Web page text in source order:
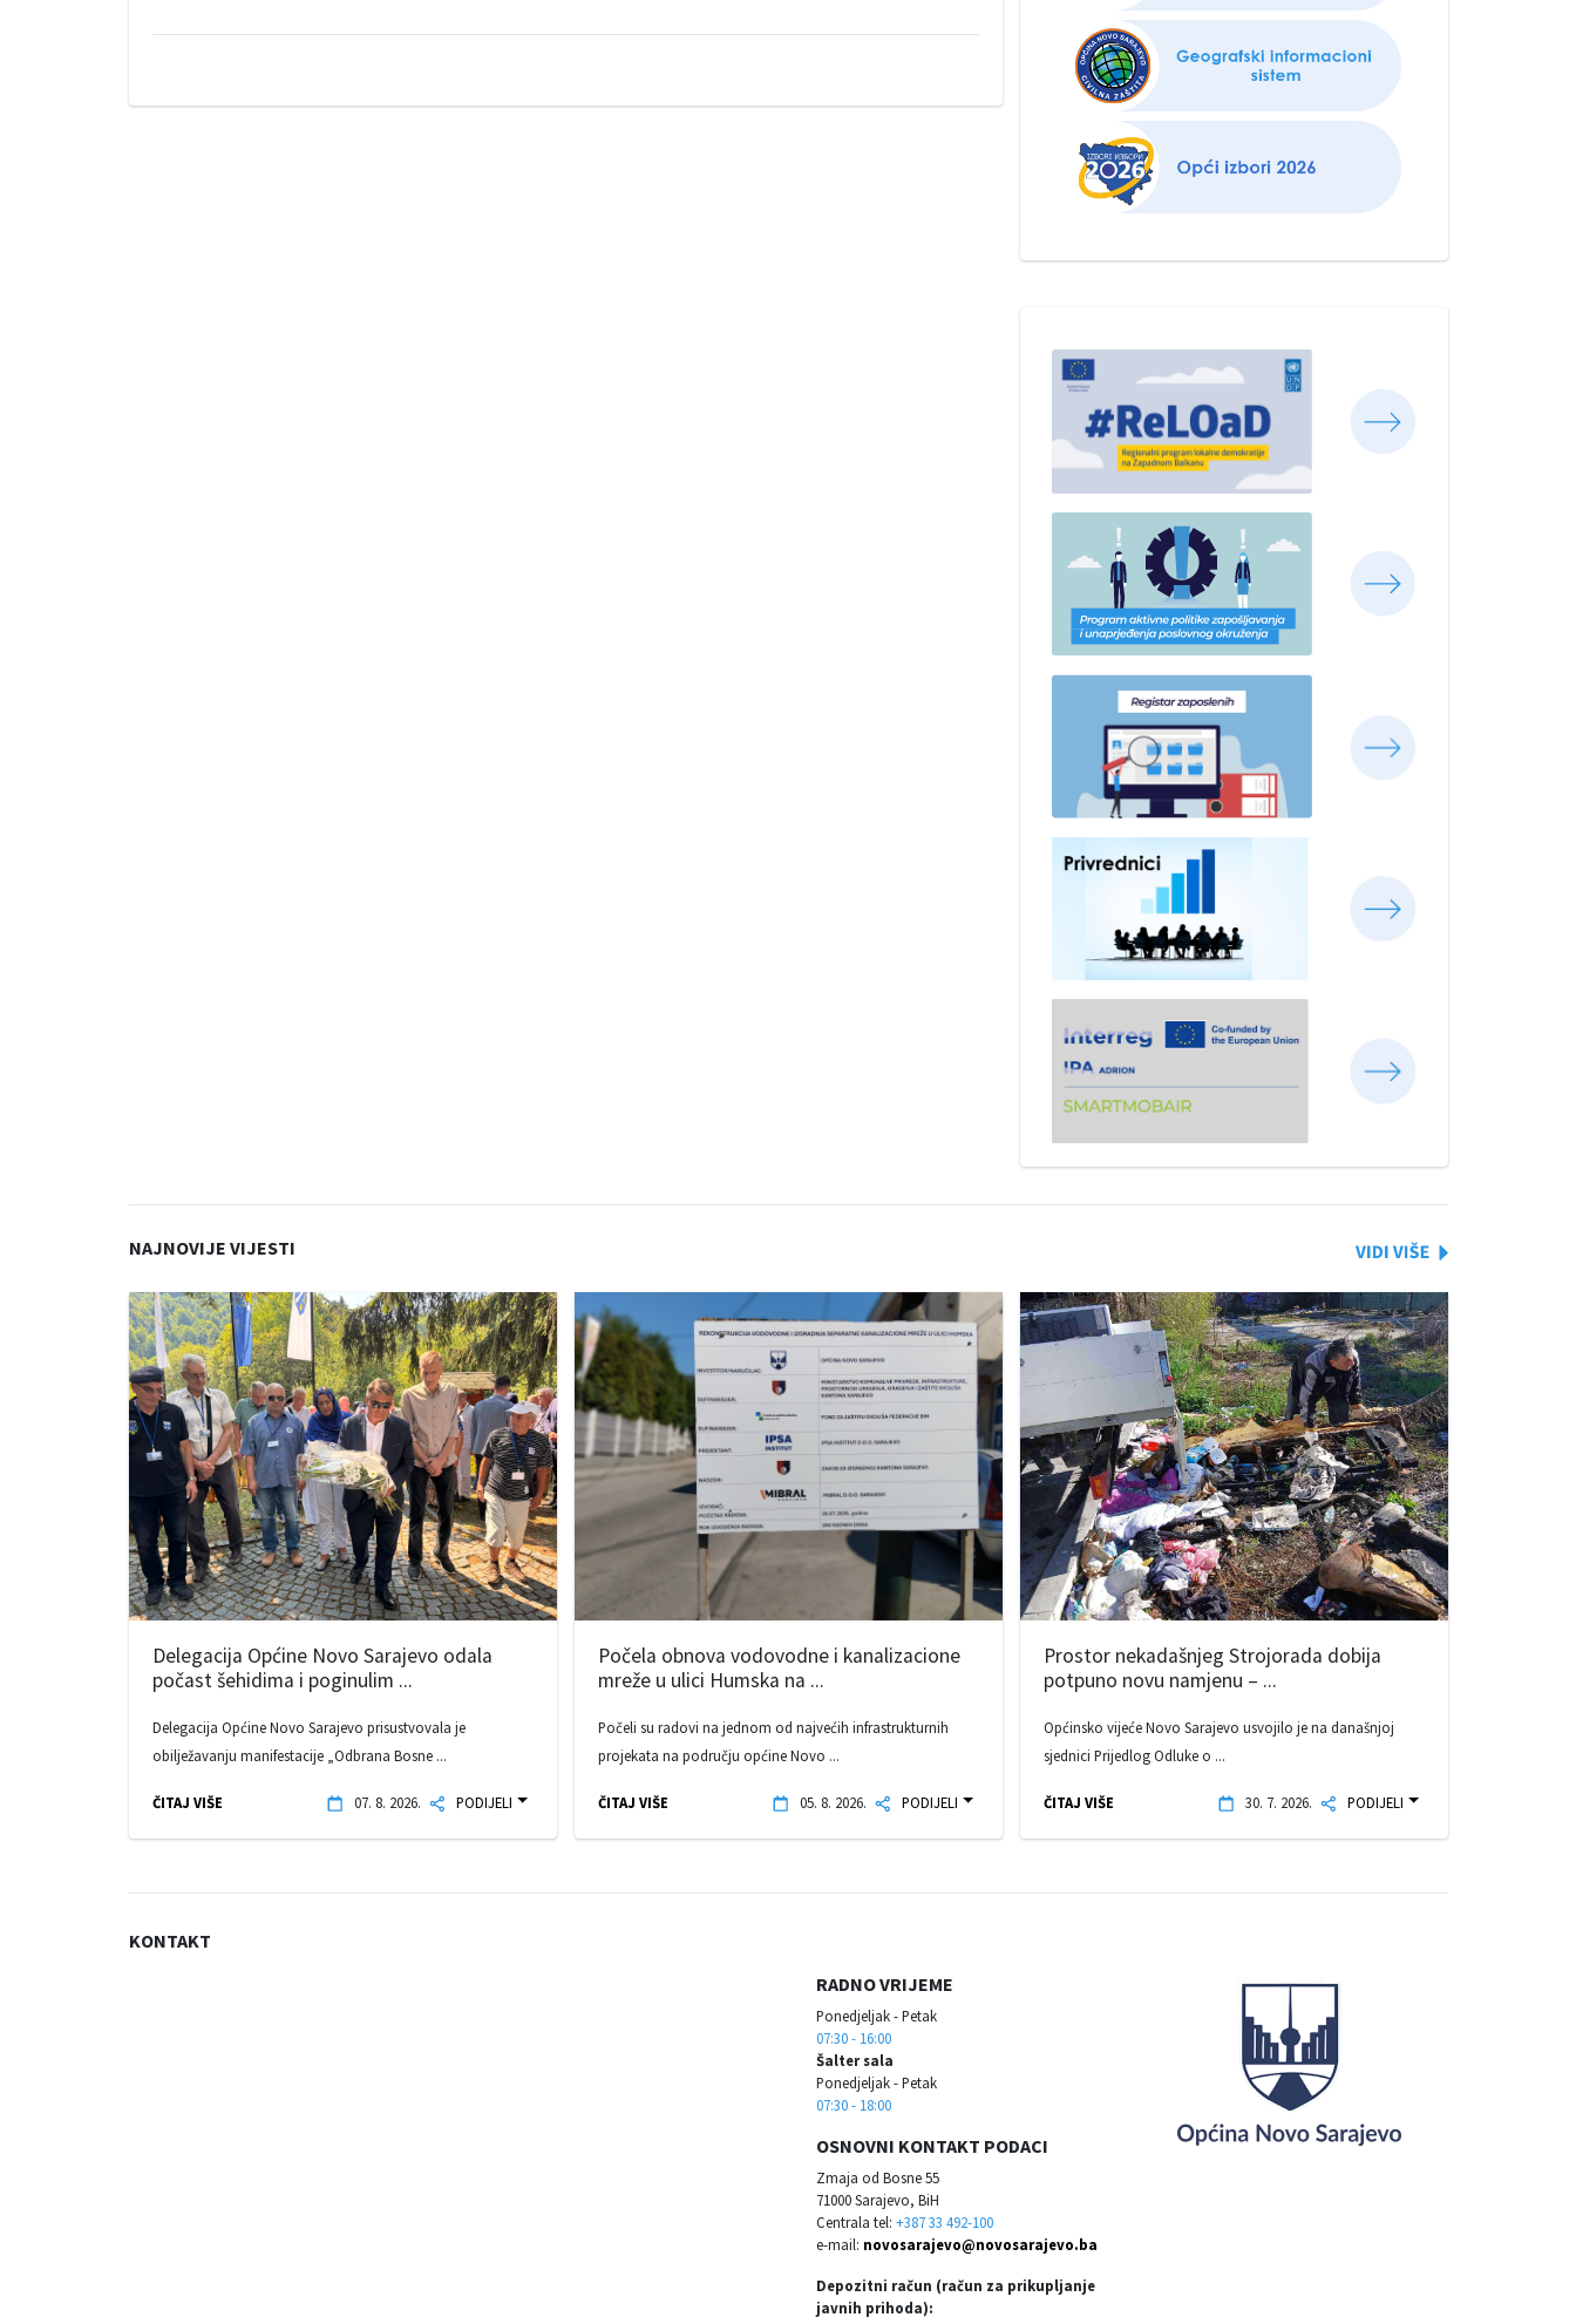
NAJNOVIJE VIJESTI
Delegacija Općine Novo Sarajevo odala
počast šehidima i poginulim ...
Delegacija Općine Novo Sarajevo prisustvovala je
obilježavanju manifestacije „Odbrana Bosne ...
ČITAJ VIŠE 07. 8. 2026. PODIJELI
Počela obnova vodovodne i kanalizacione
mreže u ulici Humska na ...
Počeli su radovi na jednom od najvećih infrastrukturnih
projekata na području općine Novo ...
ČITAJ VIŠE 05. 8. 2026. PODIJELI
Prostor nekadašnjeg Strojorada dobija
potpuno novu namjenu – ...
Općinsko vijeće Novo Sarajevo usvojilo je na današnjoj
sjednici Prijedlog Odluke o ...
ČITAJ VIŠE 30. 7. 2026. PODIJELI
KONTAKT
RADNO VRIJEME
Ponedjeljak - Petak
07:30 - 16:00
Šalter sala
Ponedjeljak - Petak
07:30 - 18:00
OSNOVNI KONTAKT PODACI
Zmaja od Bosne 55
71000 Sarajevo, BiH
Centrala tel: +387 33 492-100
e-mail: novosarajevo@novosarajevo.ba
Depozitni račun (račun za prikupljanje
javnih prihoda):